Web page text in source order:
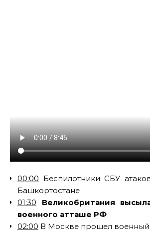
00:00 Беспилотники СБУ
Башкортостане
01:30
Великобритания
военного атташе РФ
02:00 В Москве прошел военный